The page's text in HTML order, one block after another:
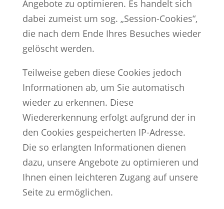
Angebote zu optimieren. Es handelt sich
dabei zumeist um sog. „Session-Cookies“,
die nach dem Ende Ihres Besuches wieder
gelöscht werden.
Teilweise geben diese Cookies jedoch
Informationen ab, um Sie automatisch
wieder zu erkennen. Diese
Wiedererkennung erfolgt aufgrund der in
den Cookies gespeicherten IP-Adresse.
Die so erlangten Informationen dienen
dazu, unsere Angebote zu optimieren und
Ihnen einen leichteren Zugang auf unsere
Seite zu ermöglichen.